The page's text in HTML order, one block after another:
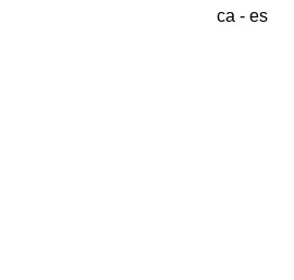
ca - es